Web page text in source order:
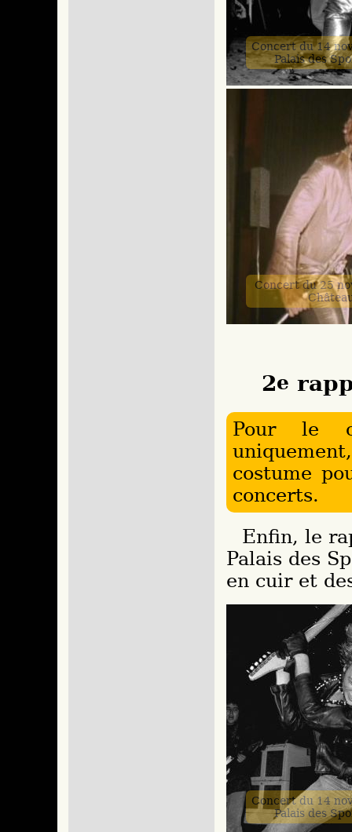
Concert du 14
Palais des
Concert du 25
2e
Pour le
costume
concerts.
Enfin, le rappel supplémentaire déchaîné au
Palais des
en cuir et
Concert du 14
Palais des